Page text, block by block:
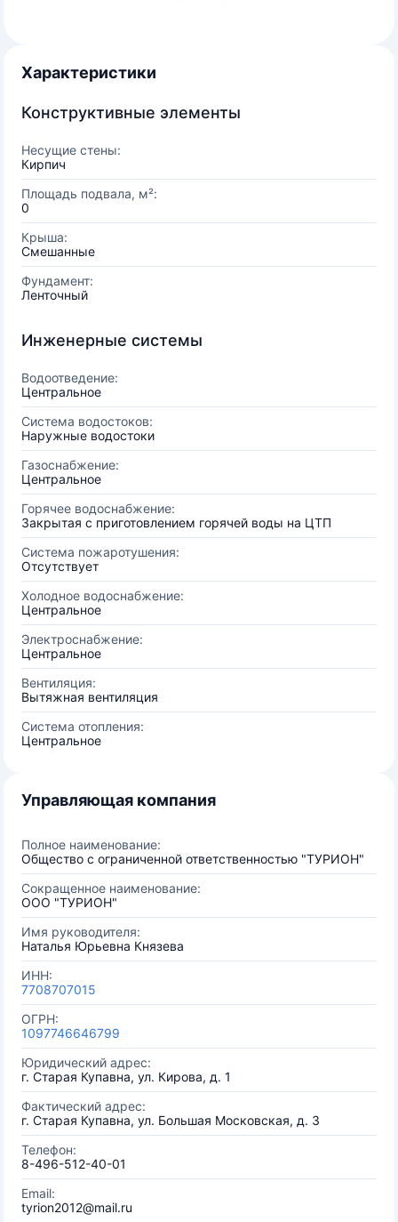
Характеристики
Конструктивные элементы
Несущие стены:
Кирпич
Площадь подвала, м²:
0
Крыша:
Смешанные
Фундамент:
Ленточный
Инженерные системы
Водоотведение:
Центральное
Система водостоков:
Наружные водостоки
Газоснабжение:
Центральное
Горячее водоснабжение:
Закрытая с приготовлением горячей воды на ЦТП
Система пожаротушения:
Отсутствует
Холодное водоснабжение:
Центральное
Электроснабжение:
Центральное
Вентиляция:
Вытяжная вентиляция
Система отопления:
Центральное
Управляющая компания
Полное наименование:
Общество с ограниченной ответственностью "ТУРИОН"
Сокращенное наименование:
ООО "ТУРИОН"
Имя руководителя:
Наталья Юрьевна Князева
ИНН:
7708707015
ОГРН:
1097746646799
Юридический адрес:
г. Старая Купавна, ул. Кирова, д. 1
Фактический адрес:
г. Старая Купавна, ул. Большая Московская, д. 3
Телефон:
8-496-512-40-01
Email:
tyrion2012@mail.ru